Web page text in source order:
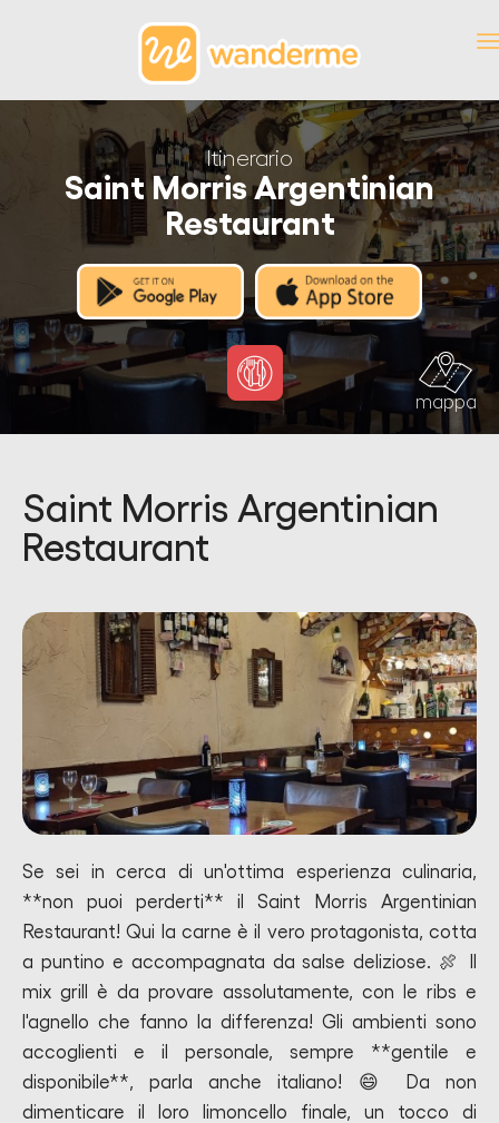
Itinerario
Saint Morris Argentinian
Restaurant
mappa
Saint Morris Argentinian
Restaurant
Se sei in cerca di un'ottima esperienza culinaria,
**non puoi perderti** il Saint Morris Argentinian
Restaurant! Qui la carne è il vero protagonista, cotta
a puntino e accompagnata da salse deliziose. 🍖 Il
mix grill è da provare assolutamente, con le ribs e
l'agnello che fanno la differenza! Gli ambienti sono
accoglienti e il personale, sempre **gentile e
disponibile**, parla anche italiano! 😄 Da non
dimenticare il loro limoncello finale, un tocco di